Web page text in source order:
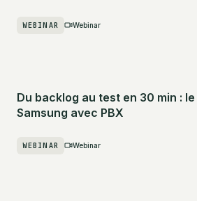
WEBINAR Webinar
Du backlog au test en 30 min :
Samsung avec PBX
WEBINAR Webinar